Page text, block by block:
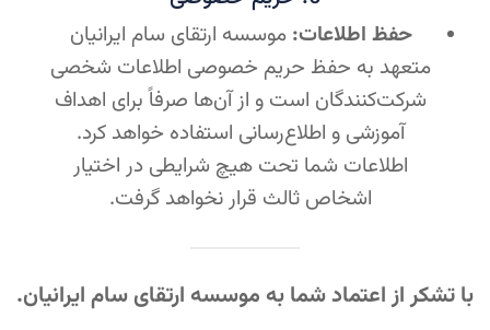
حفظ اطلاعات: موسسه ارتقای سام ایرانیان
متعهد به حفظ حریم خصوصی اطلاعات شخصی
شرکت‌کنندگان است و از آن‌ها صرفاً برای اهداف
آموزشی و اطلاع‌رسانی استفاده خواهد کرد.
اطلاعات شما تحت هیچ شرایطی در اختیار
اشخاص ثالث قرار نخواهد گرفت.
با تشکر از اعتماد شما به موسسه ارتقای سام ایرانیان.